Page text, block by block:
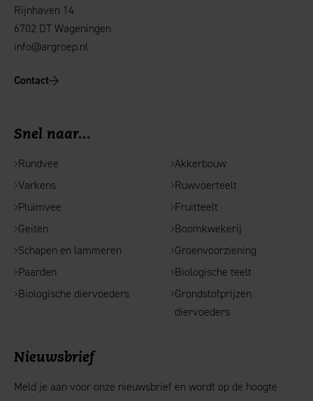
Rijnhaven 14
6702 DT Wageningen
info@argroep.nl
Contact
Snel naar...
Rundvee
Varkens
Pluimvee
Geiten
Schapen en lammeren
Paarden
Biologische diervoeders
Akkerbouw
Ruwvoerteelt
Fruitteelt
Boomkwekerij
Groenvoorziening
Biologische teelt
Grondstofprijzen
diervoeders
Nieuwsbrief
Meld je aan voor onze nieuwsbrief en wordt op de hoogte